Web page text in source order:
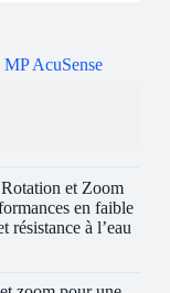
AcuSense
et Zoom
en faible
à l’eau